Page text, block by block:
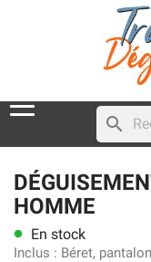
search
HOMME
lens En stock
Inclus : Béret,